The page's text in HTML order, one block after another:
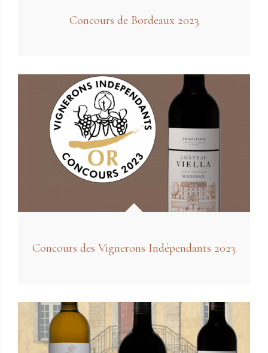
Concours de Bordeaux 2023
Concours des Vignerons Indépendants 2023